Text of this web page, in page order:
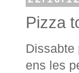
Pizza
Dissabte
ens les